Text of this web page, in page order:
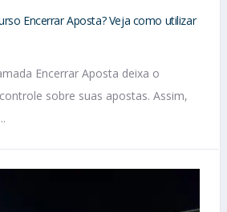
Encerrar Aposta? Veja como utilizar
Encerrar Aposta deixa o
sobre suas apostas. Assim,